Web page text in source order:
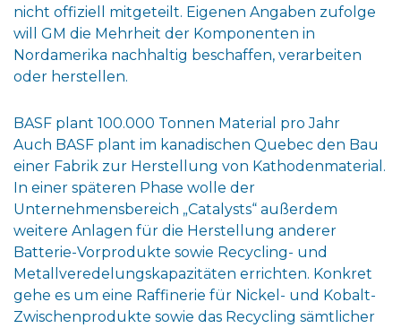
nicht offiziell mitgeteilt. Eigenen Angaben zufolge
will GM die Mehrheit der Komponenten in
Nordamerika nachhaltig beschaffen, verarbeiten
oder herstellen.
BASF plant 100.000 Tonnen Material pro Jahr
Auch BASF plant im kanadischen Quebec den Bau
einer Fabrik zur Herstellung von Kathodenmaterial.
In einer späteren Phase wolle der
Unternehmensbereich „Catalysts“ außerdem
weitere Anlagen für die Herstellung anderer
Batterie-Vorprodukte sowie Recycling- und
Metallveredelungskapazitäten errichten. Konkret
gehe es um eine Raffinerie für Nickel- und Kobalt-
Zwischenprodukte sowie das Recycling sämtlicher